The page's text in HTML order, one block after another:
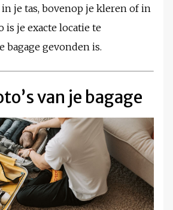
in je tas, bovenop je kleren of in
is je exacte locatie te
bagage gevonden is.
van je bagage